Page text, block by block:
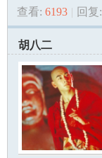
美» ›
查看: 6193 | 回复:
胡八二